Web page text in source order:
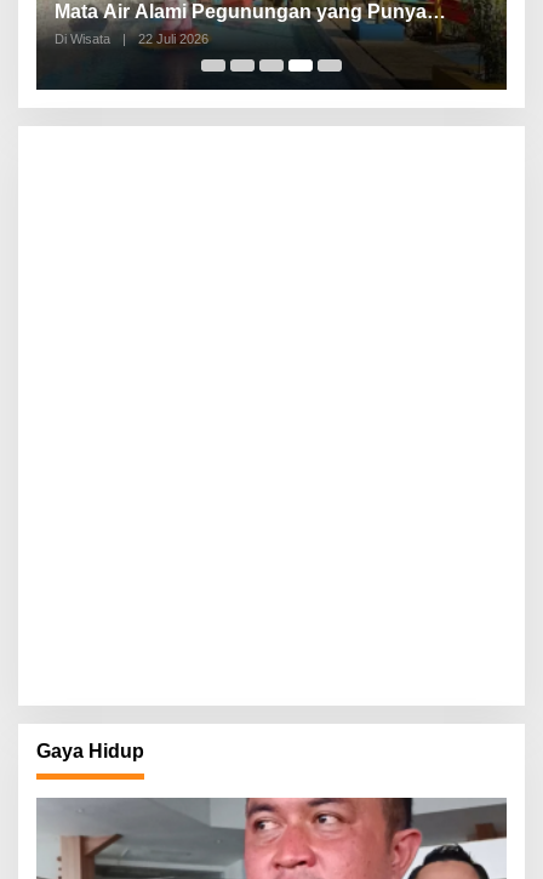
Mata Air Alami Pegunungan yang Punya
Pemandangan Langsung di Alam dan
Di Wisata 22 Juli 2026
Gaya Hidup